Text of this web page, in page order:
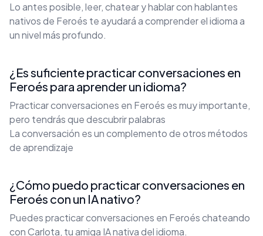
Lo antes posible, leer, chatear y hablar con hablantes
nativos de Feroés te ayudará a comprender el idioma a
un nivel más profundo.
¿Es suficiente practicar conversaciones en
Feroés para aprender un idioma?
Practicar conversaciones en Feroés es muy importante,
pero tendrás que descubrir palabras
La conversación es un complemento de otros métodos
de aprendizaje
¿Cómo puedo practicar conversaciones en
Feroés con un IA nativo?
Puedes practicar conversaciones en Feroés chateando
con Carlota, tu amiga IA nativa del idioma.